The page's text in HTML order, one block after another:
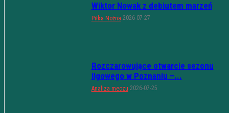
Wiktor Nowak z debiutem marzeń
Piłka Nożna 2026-07-27
Rozczarowujące otwarcie sezonu
ligowego w Poznaniu –...
Analiza meczu 2026-07-25